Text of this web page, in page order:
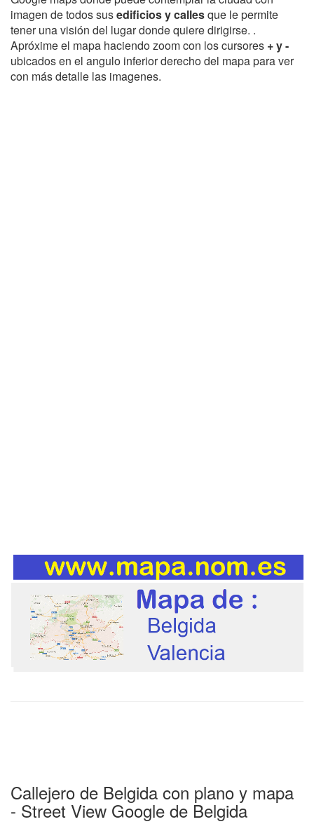
imagen de todos susedificios y callesque le permite
tener una visión del lugar donde quiere dirigirse. .
Apróxime el mapa haciendo zoom con los cursores + y -
ubicados en el angulo inferior derecho del mapa para ver
con más detalle las imagenes.
Callejero de Belgida con plano y mapa
- Street View Google de Belgida